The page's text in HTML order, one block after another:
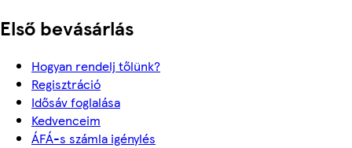
Első bevásárlás
Hogyan rendelj tőlünk?
Regisztráció
Idősáv foglalása
Kedvenceim
ÁFÁ-s számla igénylés